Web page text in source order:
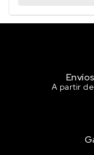
A partir